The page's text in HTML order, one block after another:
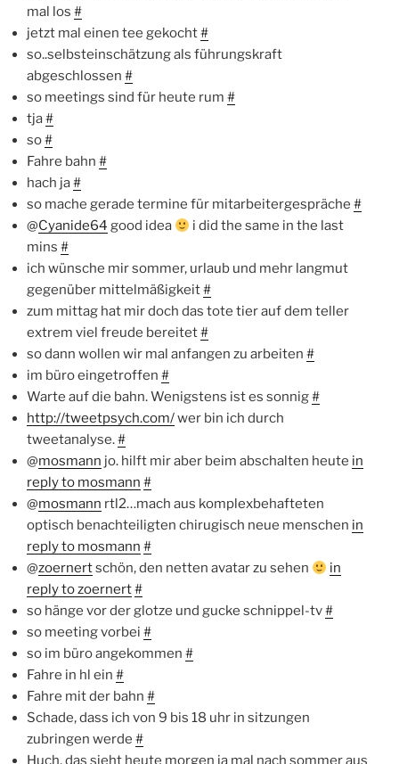
mal los #
jetzt mal einen tee gekocht#
so..selbsteinschätzung als führungskraft
abgeschlossen #
so meetings sind für heute rum #
tja#
so#
Fahre bahn #
hach ja#
so mache gerade termine für mitarbeitergespräche #
@Cyanide64 good idea
i did the same in the last
mins #
ich wünsche mir sommer, urlaub und mehr langmut
gegenüber mittelmäßigkeit#
zum mittag hat mir doch das tote tier auf dem teller
extrem viel freude bereitet#
so dann wollen wir mal anfangen zu arbeiten #
im büro eingetroffen #
Warte auf die bahn. Wenigstens ist es sonnig#
http://tweetpsych.com/wer bin ich durch
tweetanalyse.#
@mosmann jo. hilft mir aber beim abschalten heute in
reply to mosmann #
@mosmann rtl2…mach aus komplexbehafteten
optisch benachteiligten chirugisch neue menschen in
reply to mosmann #
@zoernertschön, den netten avatar zu sehen
in
reply to zoernert#
so hänge vor der glotze und gucke schnippel-tv#
so meeting vorbei #
so im büro angekommen #
Fahre in hl ein #
Fahre mit der bahn #
Schade, dass ich von 9 bis 18 uhr in sitzungen
zubringen werde #
Huch, das sieht heute morgen ja mal nach sommer aus